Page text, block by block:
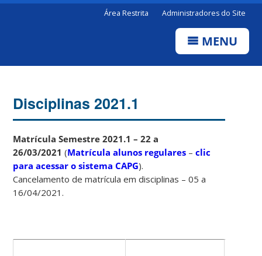
Área Restrita Administradores do Site
MENU
Disciplinas 2021.1
Matrícula Semestre 2021.1 – 22 a
26/03/2021 (Matrícula alunos regulares –clic
para acessar o sistema CAPG).
Cancelamento de matrícula em disciplinas – 05 a
16/04/2021.